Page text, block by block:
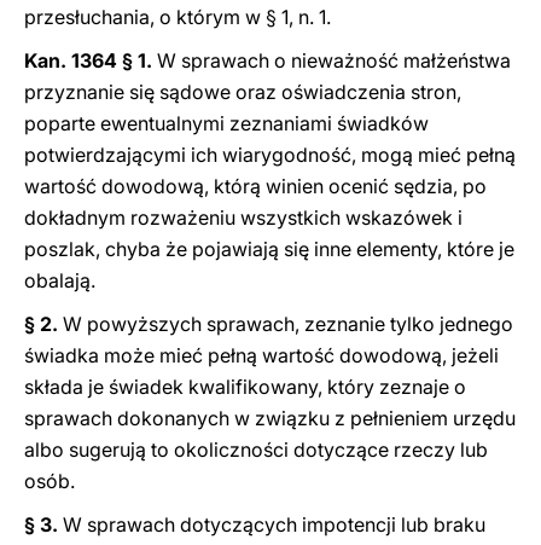
przesłuchania, o którym w § 1, n. 1.
Kan. 1364 § 1. W sprawach o nieważność małżeństwa
przyznanie się sądowe oraz oświadczenia stron,
poparte ewentualnymi zeznaniami świadków
potwierdzającymi ich wiarygodność, mogą mieć pełną
wartość dowodową, którą winien ocenić sędzia, po
dokładnym rozważeniu wszystkich wskazówek i
poszlak, chyba że pojawiają się inne elementy, które je
obalają.
§ 2. W powyższych sprawach, zeznanie tylko jednego
świadka może mieć pełną wartość dowodową, jeżeli
składa je świadek kwalifikowany, który zeznaje o
sprawach dokonanych w związku z pełnieniem urzędu
albo sugerują to okoliczności dotyczące rzeczy lub
osób.
§ 3. W sprawach dotyczących impotencji lub braku